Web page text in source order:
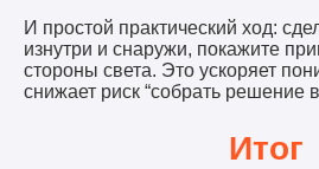
И простой практический ход:
изнутри и снаружи, покажите
стороны света. Это ускоряет
снижает риск “собрать решение
Итог